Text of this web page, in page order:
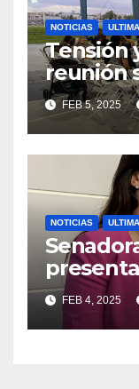
NOTICIAS
Tensión
reunión
Reparto
FEB 5, 2025
NOTICIAS
FEB 4, 2025